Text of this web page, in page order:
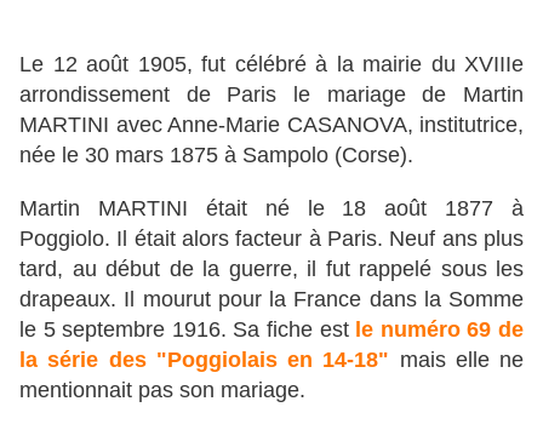
Le 12 août 1905, fut célébré à la mairie du XVIIIe
arrondissement de Paris le mariage de Martin
MARTINI avec Anne-Marie CASANOVA, institutrice,
née le 30 mars 1875 à Sampolo (Corse).
Martin MARTINI était né le 18 août 1877 à
Poggiolo. Il était alors facteur à Paris. Neuf ans plus
tard, au début de la guerre, il fut rappelé sous les
drapeaux. Il mourut pour la France dans la Somme
le 5 septembre 1916. Sa fiche est le numéro 69 de
la série des "Poggiolais en 14-18" mais elle ne
mentionnait pas son mariage.